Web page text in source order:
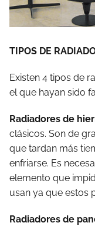
TIPOS DE
Existen 4 tipos de
el que hayan sido
Radiadores de
clásicos. Son de
que tardan más
enfriarse. Es
elemento que
usan ya que estos
Radiadores de